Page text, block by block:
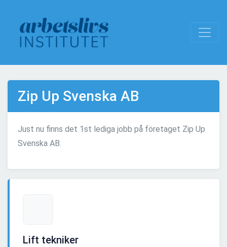
Zip Up Svenska AB
Just nu finns det 1st lediga jobb på företaget Zip Up
Svenska AB.
Lift tekniker